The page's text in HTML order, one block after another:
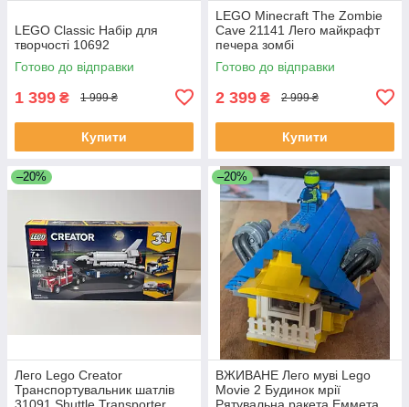
LEGO Classic Набір для
творчості 10692
Готово до відправки
1 399 ₴ 1 999 ₴
Купити
LEGO Minecraft The Zombie
Cave 21141 Лего майкрафт
печера зомбі
Готово до відправки
2 399 ₴ 2 999 ₴
Купити
–20%
Лего Lego Creator
Транспортувальник шатлів
–20%
ВЖИВАНЕ Лего муві Lego
Movie 2 Будинок мрії